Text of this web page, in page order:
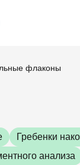
флаконы
Гребенки
анализа